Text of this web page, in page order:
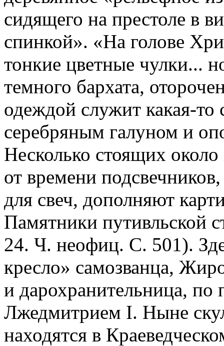
сидящего на престоле в
спинкой». «На голове
тонкие цветные чулки...
темного бархата,
одеждой служит какая-то
серебряным галуном и
Несколько стоящих
от времени
для свеч, дополняют
Памятники путивльской
24. Ч. неофиц. С. 501).
кресло» самозванца,
и дарохранительница,
Лжедмитрием I. Ныне
находятся в